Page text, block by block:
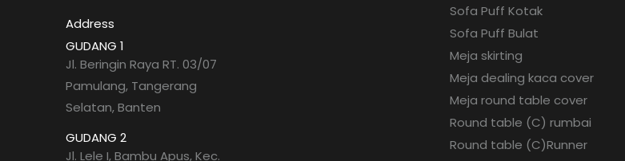
Address
GUDANG 1
Jl. Beringin Raya RT. 03/07
Pamulang, Tangerang
Selatan, Banten
GUDANG 2
Jl. Lele I, Bambu Apus, Kec.
Sofa Puff Kotak
Sofa Puff Bulat
Meja skirting
Meja dealing kaca cover
Meja round table cover
Round table (C) rumbai
Round table (C)Runner